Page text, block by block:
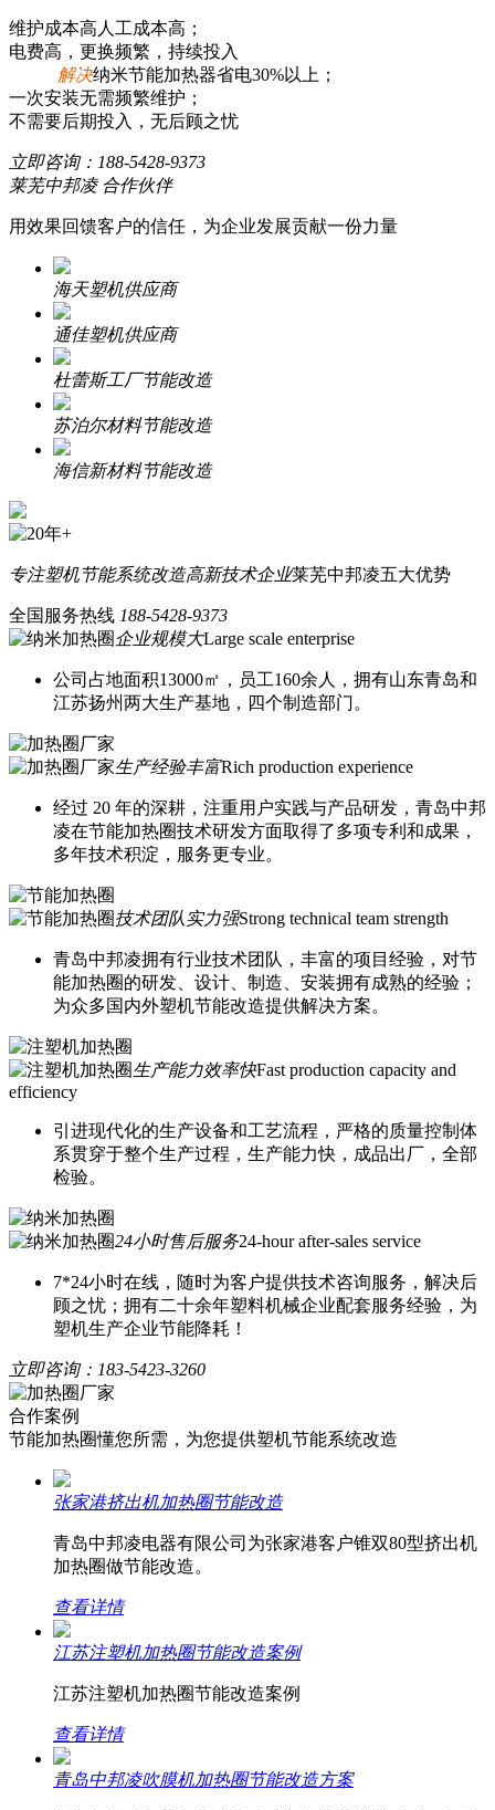
维护成本高人工成本高；
电费高，更换频繁，持续投入
解决纳米节能加热器省电30%以上；
一次安装无需频繁维护；
不需要后期投入，无后顾之忧
立即咨询： 188-5428-9373
莱芜中邦凌 合作伙伴
用效果回馈客户的信任，为企业发展贡献一份力量
海天塑机供应商
通佳塑机供应商
杜蕾斯工厂节能改造
苏泊尔材料节能改造
海信新材料节能改造
专注塑机节能系统改造高新技术企业莱芜中邦凌五大优势
全国服务热线 188-5428-9373
企业规模大Large scale enterprise
公司占地面积13000㎡，员工160余人，拥有山东青岛和
江苏扬州两大生产基地，四个制造部门。
生产经验丰富Rich production experience
经过 20 年的深耕，注重用户实践与产品研发，青岛中邦
凌在节能加热圈技术研发方面取得了多项专利和成果，
多年技术积淀，服务更专业。
技术团队实力强Strong technical team strength
青岛中邦凌拥有行业技术团队，丰富的项目经验，对节
能加热圈的研发、设计、制造、安装拥有成熟的经验；
为众多国内外塑机节能改造提供解决方案。
生产能力效率快Fast production capacity and
efficiency
引进现代化的生产设备和工艺流程，严格的质量控制体
系贯穿于整个生产过程，生产能力快，成品出厂，全部
检验。
24小时售后服务24-hour after-sales service
7*24小时在线，随时为客户提供技术咨询服务，解决后
顾之忧；拥有二十余年塑料机械企业配套服务经验，为
塑机生产企业节能降耗！
立即咨询： 183-5423-3260
合作案例
节能加热圈懂您所需，为您提供塑机节能系统改造
张家港挤出机加热圈节能改造
青岛中邦凌电器有限公司为张家港客户锥双80型挤出机
加热圈做节能改造。
查看详情
江苏注塑机加热圈节能改造案例
江苏注塑机加热圈节能改造案例
查看详情
青岛中邦凌吹膜机加热圈节能改造方案